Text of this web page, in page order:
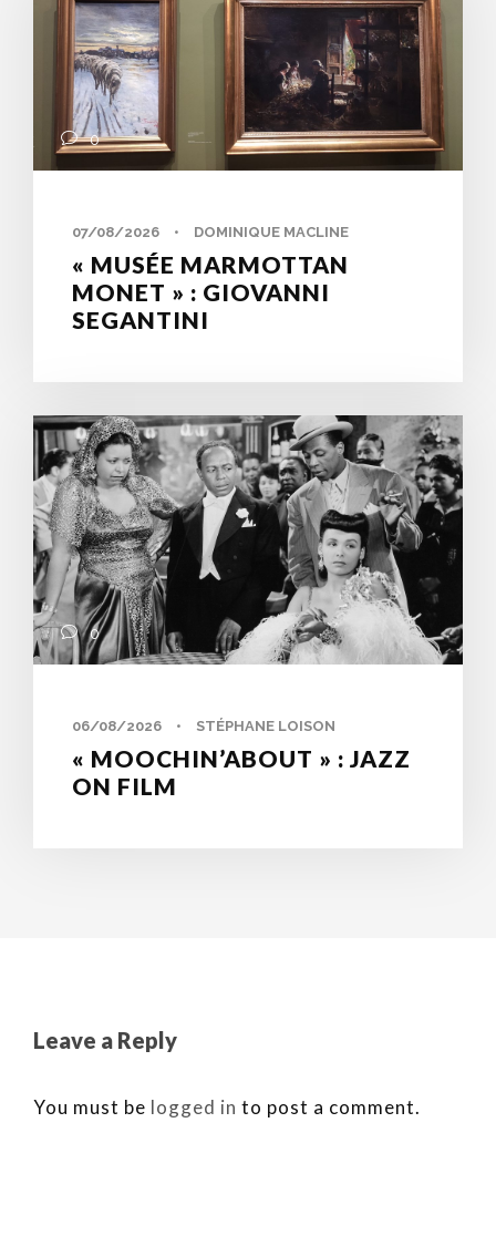
0
07/08/2026 • DOMINIQUE MACLINE
« MUSÉE MARMOTTAN
MONET » : GIOVANNI
SEGANTINI
0
06/08/2026 • STÉPHANE LOISON
« MOOCHIN’ABOUT » : JAZZ
ON FILM
Leave a Reply
You must be logged in to post a comment.